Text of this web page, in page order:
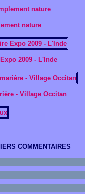
nature
2009 - L'Inde
- Village Occitan
COMMENTAIRES